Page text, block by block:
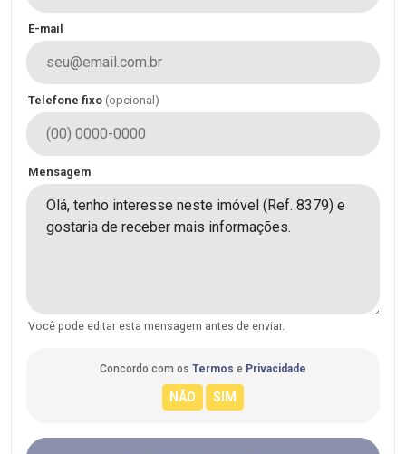
E-mail
Telefone fixo (opcional)
Mensagem
Você pode editar esta mensagem antes de enviar.
Concordo com os Termos e Privacidade